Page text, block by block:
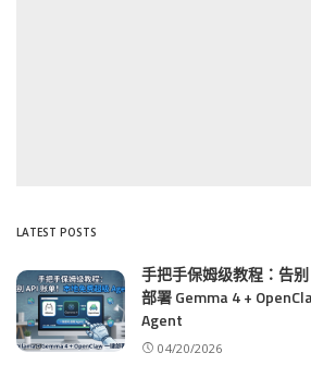
LATEST POSTS
手把手保姆级教程：告
部署 Gemma 4 +
Agent
04/20/2026